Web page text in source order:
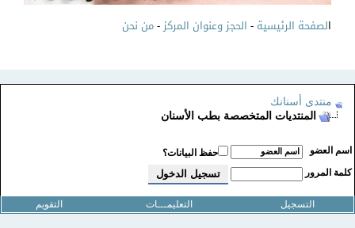
لصفحة الرئيسية-الحجز وعنوان المركز-من نحن
منتدى أسنانك
المنتديات المتخصصة بطب الأسنان
اسم العضو
حفظ البيانات؟
كلمة المرور
التسجيل التعليمـــات التقويم